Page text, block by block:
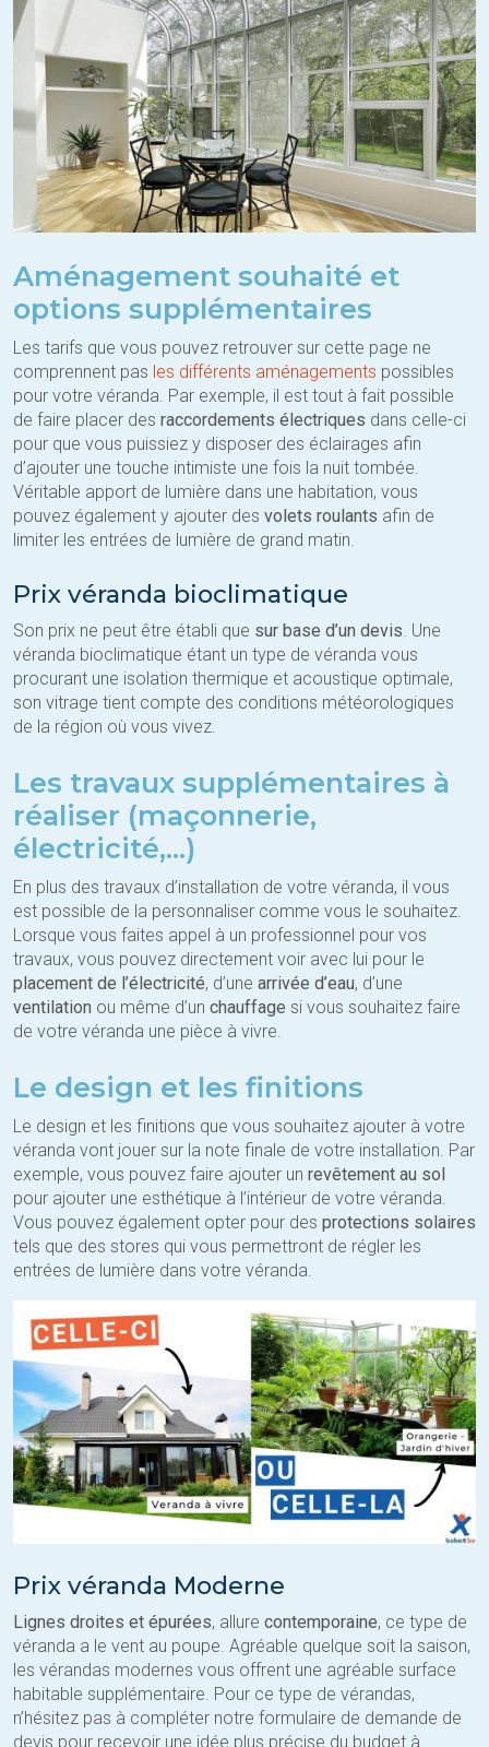
Aménagement souhaité et
options supplémentaires
Les tarifs que vous pouvez retrouver sur cette page ne
comprennent pas les différents aménagements possibles
pour votre véranda. Par exemple, il est tout à fait possible
de faire placer des raccordements électriques dans celle-ci
pour que vous puissiez y disposer des éclairages afin
d’ajouter une touche intimiste une fois la nuit tombée.
Véritable apport de lumière dans une habitation, vous
pouvez également y ajouter des volets roulants afin de
limiter les entrées de lumière de grand matin.
Prix véranda bioclimatique
Son prix ne peut être établi que sur base d’un devis. Une
véranda bioclimatique étant un type de véranda vous
procurant une isolation thermique et acoustique optimale,
son vitrage tient compte des conditions météorologiques
de la région où vous vivez.
Les travaux supplémentaires à
réaliser (maçonnerie,
électricité,…)
En plus des travaux d’installation de votre véranda, il vous
est possible de la personnaliser comme vous le souhaitez.
Lorsque vous faites appel à un professionnel pour vos
travaux, vous pouvez directement voir avec lui pour le
placement de l’électricité, d’une arrivée d’eau, d’une
ventilation ou même d’un chauffage si vous souhaitez faire
de votre véranda une pièce à vivre.
Le design et les finitions
Le design et les finitions que vous souhaitez ajouter à votre
véranda vont jouer sur la note finale de votre installation. Par
exemple, vous pouvez faire ajouter un revêtement au sol
pour ajouter une esthétique à l’intérieur de votre véranda.
Vous pouvez également opter pour des protections solaires
tels que des stores qui vous permettront de régler les
entrées de lumière dans votre véranda.
Prix véranda Moderne
Lignes droites et épurées, allure contemporaine, ce type de
véranda a le vent au poupe. Agréable quelque soit la saison,
les vérandas modernes vous offrent une agréable surface
habitable supplémentaire. Pour ce type de vérandas,
n’hésitez pas à compléter notre formulaire de demande de
devis pour recevoir une idée plus précise du budget à